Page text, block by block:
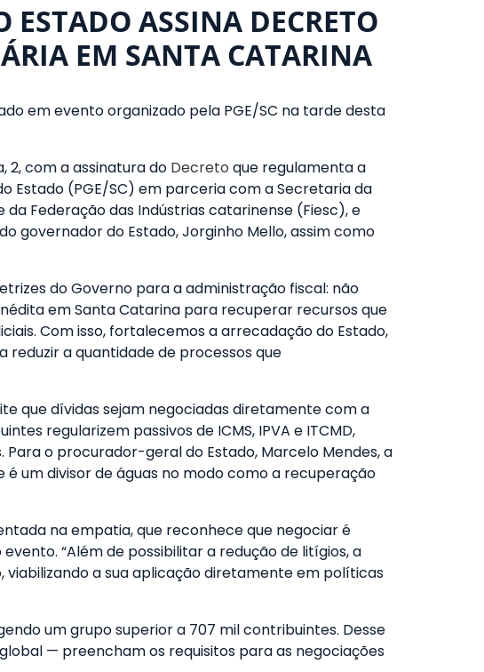
ASSINA DECRETO
EM SANTA CATARINA
em evento organizado pela PGE/SC na tarde desta
com a assinatura do Decreto que regulamenta a
Estado (PGE/SC) em parceria com a Secretaria da
da Federação das Indústrias catarinense (Fiesc), e
governador do Estado, Jorginho Mello, assim como
do Governo para a administração fiscal: não
em Santa Catarina para recuperar recursos que
Com isso, fortalecemos a arrecadação do Estado,
a quantidade de processos que
que dívidas sejam negociadas diretamente com a
regularizem passivos de ICMS, IPVA e ITCMD,
o procurador-geral do Estado, Marcelo Mendes, a
um divisor de águas no modo como a recuperação
na empatia, que reconhece que negociar é
“Além de possibilitar a redução de litígios, a
a sua aplicação diretamente em políticas
um grupo superior a 707 mil contribuintes. Desse
— preencham os requisitos para as negociações